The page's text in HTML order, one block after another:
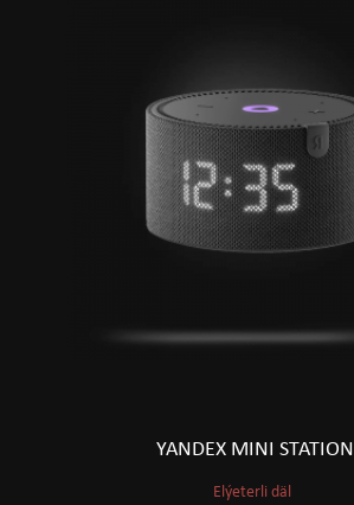
YANDEX MINI STATION
Elýeterli däl